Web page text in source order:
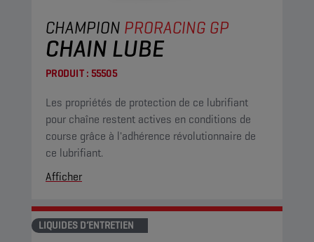
CHAMPION PRORACING GP
CHAIN LUBE
PRODUIT : 55505
Les propriétés de protection de ce lubrifiant
pour chaîne restent actives en conditions de
course grâce à l'adhérence révolutionnaire de
ce lubrifiant.
Afficher
LIQUIDES D’ENTRETIEN